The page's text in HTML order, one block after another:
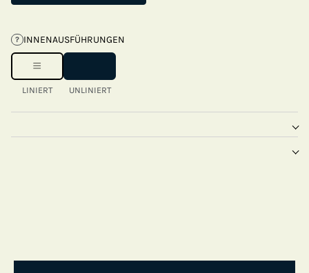
? INNENAUSFÜHRUNGEN
LINIERT UNLINIERT